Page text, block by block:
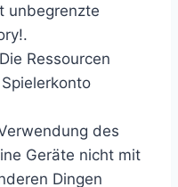
unbegrenzte
Die Ressourcen
des
Geräte nicht mit
Dingen